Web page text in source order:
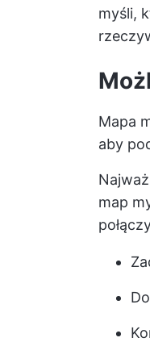
myśli,
Mapa
aby
map